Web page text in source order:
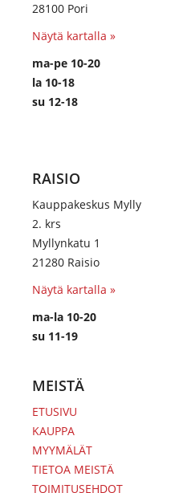
28100 Pori
Näytä kartalla »
ma-pe 10-20
la 10-18
su 12-18
RAISIO
Kauppakeskus Mylly
2. krs
Myllynkatu 1
21280 Raisio
Näytä kartalla »
ma-la 10-20
su 11-19
MEISTÄ
ETUSIVU
KAUPPA
MYYMÄLÄT
TIETOA MEISTÄ
TOIMITUSEHDOT